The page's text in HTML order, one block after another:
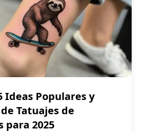
Ideas Populares y
Tatuajes de
para 2025